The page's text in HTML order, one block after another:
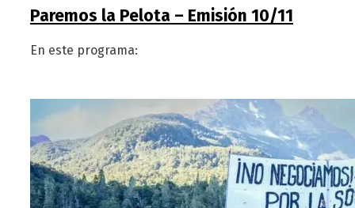
Paremos la Pelota – Emisión 10/11
En este programa: